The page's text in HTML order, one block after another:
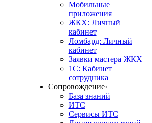
Мобильные
приложения
ЖКХ: Личный
кабинет
Ломбард: Личный
кабинет
Заявки мастера ЖКХ
1С: Кабинет
сотрудника
Сопровождение›
База знаний
ИТС
Сервисы ИТС